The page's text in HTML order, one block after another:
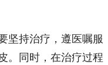
坚持治疗，遵医嘱服
。同时，在治疗过程